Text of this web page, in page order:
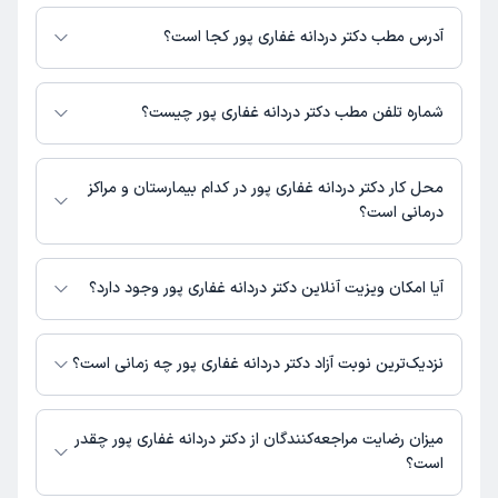
برای اطلاع از هزینه ویزیت دکتر دردانه غفاری پور، لازم است با مطب تماس
بگیرید.آدرس مطب دکتر دردانه غفاری پور کجا است؟
دکتر دردانه غفاری پور 1 مطب فعال دارند. آدرس مطب‌های دکتر دردانه غفاری پور
به شرح زیر است.
702
شماره تلفن مطب دکتر دردانه غفاری پور چیست؟
مطب میدان امام : 09057390505
محل کار دکتر دردانه غفاری پور در کدام بیمارستان و مراکز
درمانی است؟
اطلاعاتی درباره محل فعالیت دکتر دردانه غفاری پور در مراکز درمانی در دسترس
نیست.
آیا امکان ویزیت آنلاین دکتر دردانه غفاری پور وجود دارد؟
در حال حاضر اطلاعاتی درباره ارائه ویزیت آنلاین توسط دکتر دردانه غفاری پور در
دسترس نیست. برای دریافت اطلاعات دقیق‌تر، لطفاً با مطب تماس بگیرید.
نزدیک‌ترین نوبت آزاد دکتر دردانه غفاری پور چه زمانی است؟
دکتر دردانه غفاری پور از روز دوشنبه 19 مرداد 1405 بیمار جدید می‌پذیرند.
میزان رضایت مراجعه‌کنندگان از دکتر دردانه غفاری پور چقدر
است؟